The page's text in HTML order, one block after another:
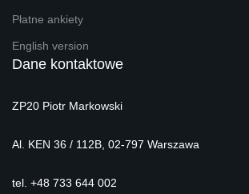
Płatne ankiety
English version
Dane kontaktowe
ZP20 Piotr Markowski
Al. KEN 36 / 112B, 02-797 Warszawa
tel. +48 733 644 002